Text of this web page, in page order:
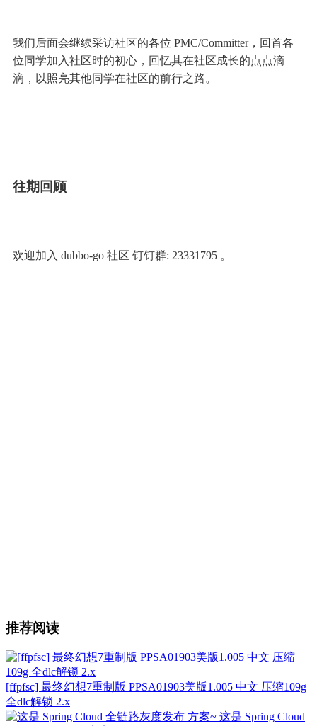
我们 后面会继续采访社 区的各位 PMC/Committer， 回首各
位 同 学加入社 区时的初心 ， 回忆其在社 区成长的点点滴
滴 ， 以照亮其他 同 学在社 区的前行之路。
往期 回顾
欢迎加 入 dubbo-go 社区 钉钉群: 23331 795 。
推荐阅读
[ffpfsc] 最终幻想7重制版 PPSA01903美版1.005 中文 压缩109g
全dlc解锁 2.x
这是 Spring Cloud